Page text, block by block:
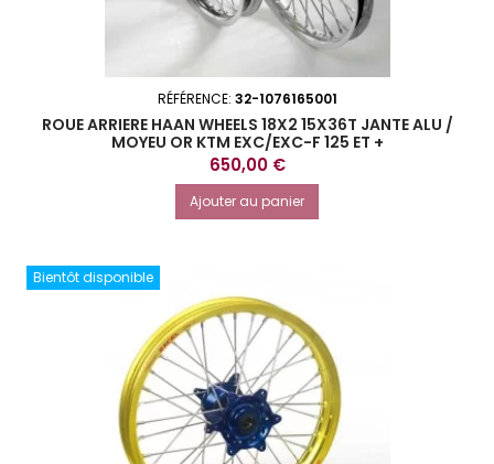
RÉFÉRENCE: 32-1076165001
ROUE ARRIERE HAAN WHEELS 18X2 15X36T JANTE ALU /
MOYEU OR KTM EXC/EXC-F 125 ET +
Prix
650,00 €
Ajouter au panier
Bientôt disponible